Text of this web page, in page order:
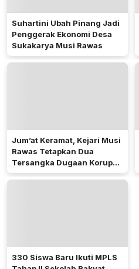
Suhartini Ubah Pinang Jadi
Penggerak Ekonomi Desa
Sukakarya Musi Rawas
Jum’at Keramat, Kejari Musi
Rawas Tetapkan Dua
Tersangka Dugaan Korupsi
Dana PSR
330 Siswa Baru Ikuti MPLS